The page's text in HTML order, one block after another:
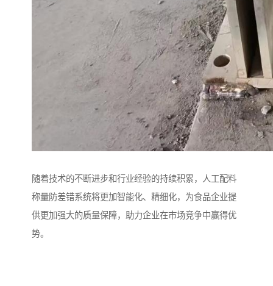
随着技术的不断进步和行业经验的持续积累，人工配料
称量防差错系统将更加智能化、精细化，为食品企业提
供更加强大的质量保障，助力企业在市场竞争中赢得优
势。